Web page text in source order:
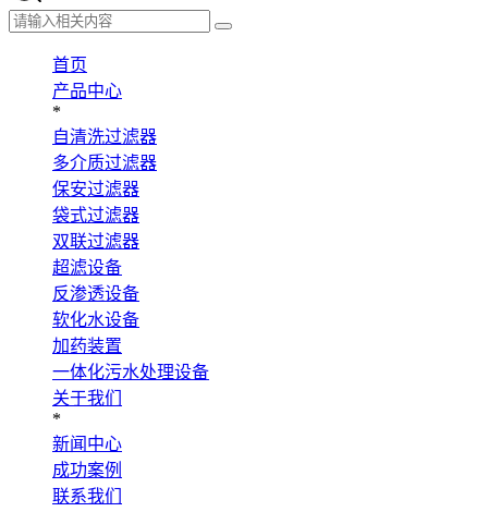
首页
产品中心
*
自清洗过滤器
多介质过滤器
保安过滤器
袋式过滤器
双联过滤器
超滤设备
反渗透设备
软化水设备
加药装置
一体化污水处理设备
关于我们
*
新闻中心
成功案例
联系我们